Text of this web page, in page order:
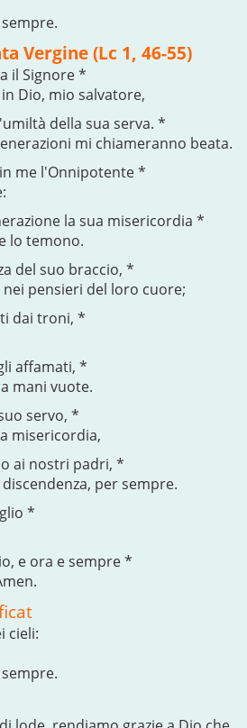
Vergine (Lc 1, 46-55)
il Signore *
Dio, mio salvatore,
della sua serva. *
mi chiameranno beata.
me l'Onnipotente *
la sua misericordia *
lo temono.
del suo braccio, *
pensieri del loro cuore;
dai troni, *
affamati, *
mani vuote.
servo, *
misericordia,
ai nostri padri, *
per sempre.
*
e ora e sempre *
cieli: